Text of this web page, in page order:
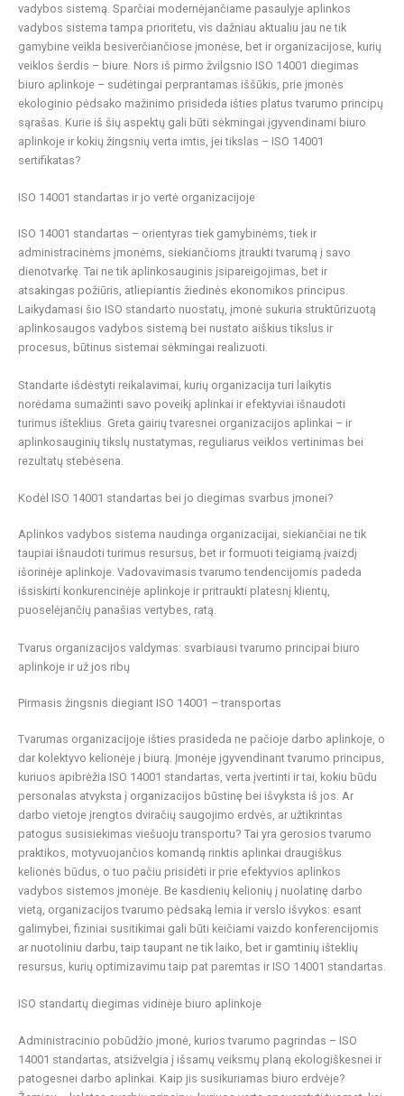
vadybos sistemą. Sparčiai modernėjančiame pasaulyje aplinkos
vadybos sistema tampa prioritetu, vis dažniau aktualiu jau ne tik
gamybine veikla besiverčiančiose įmonėse, bet ir organizacijose, kurių
veiklos šerdis – biure. Nors iš pirmo žvilgsnio ISO 14001 diegimas
biuro aplinkoje – sudėtingai perprantamas iššūkis, prie įmonės
ekologinio pėdsako mažinimo prisideda išties platus tvarumo principų
sąrašas. Kurie iš šių aspektų gali būti sėkmingai įgyvendinami biuro
aplinkoje ir kokių žingsnių verta imtis, jei tikslas – ISO 14001
sertifikatas?
ISO 14001 standartas ir jo vertė organizacijoje
ISO 14001 standartas – orientyras tiek gamybinėms, tiek ir
administracinėms įmonėms, siekiančioms įtraukti tvarumą į savo
dienotvarkę. Tai ne tik aplinkosauginis įsipareigojimas, bet ir
atsakingas požiūris, atliepiantis žiedinės ekonomikos principus.
Laikydamasi šio ISO standarto nuostatų, įmonė sukuria struktūrizuotą
aplinkosaugos vadybos sistemą bei nustato aiškius tikslus ir
procesus, būtinus sistemai sėkmingai realizuoti.
Standarte išdėstyti reikalavimai, kurių organizacija turi laikytis
norėdama sumažinti savo poveikį aplinkai ir efektyviai išnaudoti
turimus išteklius. Greta gairių tvaresnei organizacijos aplinkai – ir
aplinkosauginių tikslų nustatymas, reguliarus veiklos vertinimas bei
rezultatų stebėsena.
Kodėl ISO 14001 standartas bei jo diegimas svarbus įmonei?
Aplinkos vadybos sistema naudinga organizacijai, siekiančiai ne tik
taupiai išnaudoti turimus resursus, bet ir formuoti teigiamą įvaizdį
išorinėje aplinkoje. Vadovavimasis tvarumo tendencijomis padeda
išsiskirti konkurencinėje aplinkoje ir pritraukti platesnį klientų,
puoselėjančių panašias vertybes, ratą.
Tvarus organizacijos valdymas: svarbiausi tvarumo principai biuro
aplinkoje ir už jos ribų
Pirmasis žingsnis diegiant ISO 14001 – transportas
Tvarumas organizacijoje išties prasideda ne pačioje darbo aplinkoje, o
dar kolektyvo kelionėje į biurą. Įmonėje įgyvendinant tvarumo principus,
kuriuos apibrėžia ISO 14001 standartas, verta įvertinti ir tai, kokiu būdu
personalas atvyksta į organizacijos būstinę bei išvyksta iš jos. Ar
darbo vietoje įrengtos dviračių saugojimo erdvės, ar užtikrintas
patogus susisiekimas viešuoju transportu? Tai yra gerosios tvarumo
praktikos, motyvuojančios komandą rinktis aplinkai draugiškus
kelionės būdus, o tuo pačiu prisidėti ir prie efektyvios aplinkos
vadybos sistemos įmonėje. Be kasdienių kelionių į nuolatinę darbo
vietą, organizacijos tvarumo pėdsaką lemia ir verslo išvykos: esant
galimybei, fiziniai susitikimai gali būti keičiami vaizdo konferencijomis
ar nuotoliniu darbu, taip taupant ne tik laiko, bet ir gamtinių išteklių
resursus, kurių optimizavimu taip pat paremtas ir ISO 14001 standartas.
ISO standartų diegimas vidinėje biuro aplinkoje
Administracinio pobūdžio įmonė, kurios tvarumo pagrindas – ISO
14001 standartas, atsižvelgia į išsamų veiksmų planą ekologiškesnei ir
patogesnei darbo aplinkai. Kaip jis susikuriamas biuro erdvėje?